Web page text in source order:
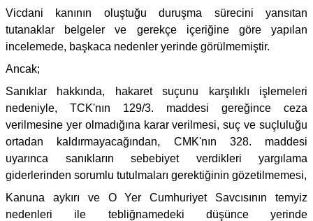
Vicdani kanının oluştuğu duruşma sürecini yansıtan
tutanaklar belgeler ve gerekçe içeriğine göre yapılan
incelemede, başkaca nedenler yerinde görülmemiştir.
Ancak;
Sanıklar hakkında, hakaret suçunu karşılıklı işlemeleri
nedeniyle, TCK'nın 129/3. maddesi gereğince ceza
verilmesine yer olmadığına karar verilmesi, suç ve suçluluğu
ortadan kaldırmayacağından, CMK'nın 328. maddesi
uyarınca sanıkların sebebiyet verdikleri yargılama
giderlerinden sorumlu tutulmaları gerektiğinin gözetilmemesi,
Kanuna aykırı ve O Yer Cumhuriyet Savcısının temyiz
nedenleri ile tebliğnamedeki düşünce yerinde